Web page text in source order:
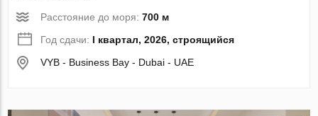
Расстояние до моря:700 м
Год сдачи: I квартал, 2026, строящийся
VYB - Business Bay - Dubai - UAE